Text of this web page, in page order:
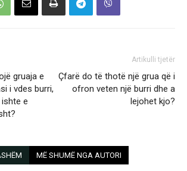
gruaja e
i vdes burri,
e
Artikulli tjetër
Çfarë do të thotë një grua që i
ofron veten një burri dhe a
lejohet kjo?
MË SHUMË NGA AUTORI